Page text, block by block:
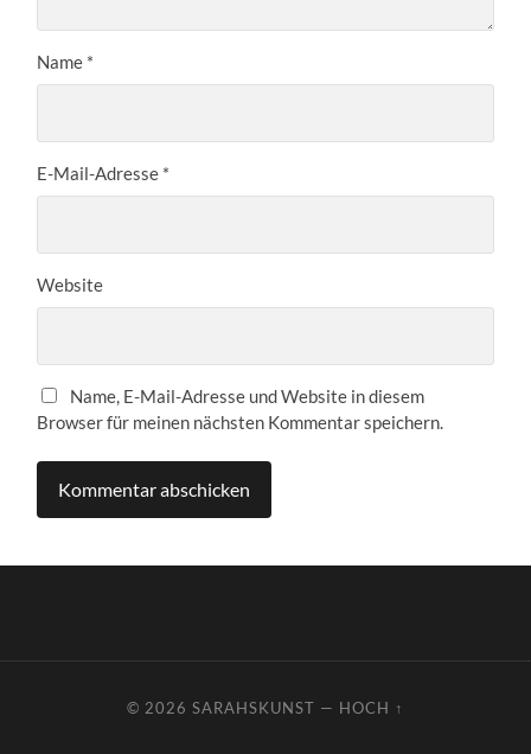
Name *
E-Mail-Adresse *
Website
Name, E-Mail-Adresse und Website in diesem
Browser für meinen nächsten Kommentar speichern.
© 2026 SARAHSKUNST — HOCH ↑